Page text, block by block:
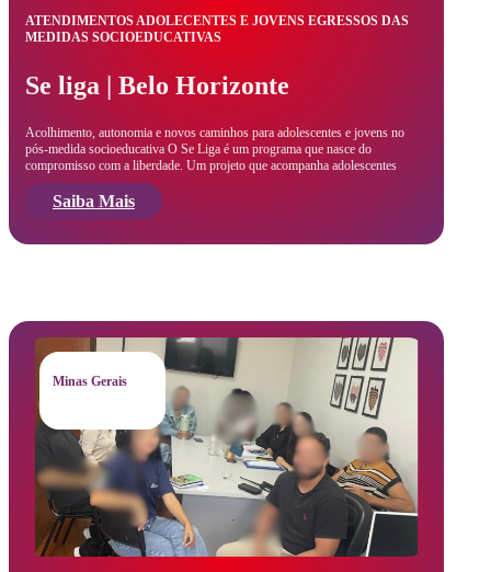
ATENDIMENTOS ADOLECENTES E JOVENS EGRESSOS DAS
MEDIDAS SOCIOEDUCATIVAS
Se liga | Belo Horizonte
Acolhimento, autonomia e novos caminhos para adolescentes e jovens no
pós-medida socioeducativa O Se Liga é um programa que nasce do
compromisso com a liberdade. Um projeto que acompanha adolescentes
Saiba Mais
Minas Gerais